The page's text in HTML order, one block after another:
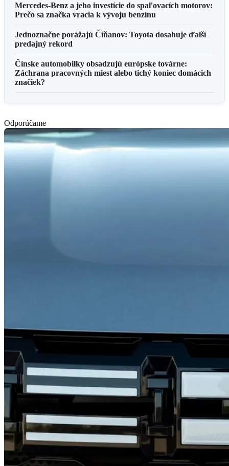
Mercedes-Benz a jeho investície do spaľovacích motorov:
Prečo sa značka vracia k vývoju benzínu
Jednoznačne porážajú Číňanov: Toyota dosahuje ďalší
predajný rekord
Čínske automobilky obsadzujú európske továrne:
Záchrana pracovných miest alebo tichý koniec domácich
značiek?
Odporúčame